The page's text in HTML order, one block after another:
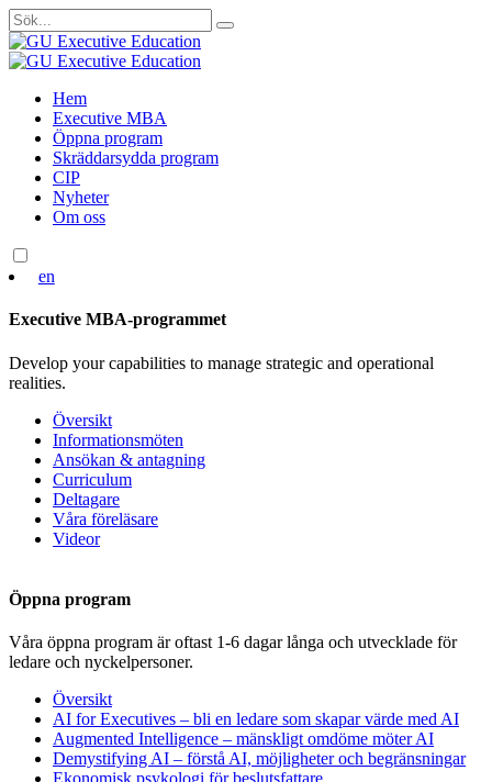
Sök
efter:
Skip
content
Hem
Executive MBA
Öppna program
Skräddarsydda program
CIP
Nyheter
Om oss
en
Executive MBA-programmet
Develop your capabilities to manage strategic and operational
realities.
Översikt
Informationsmöten
Ansökan & antagning
Curriculum
Deltagare
Våra föreläsare
Videor
Öppna program
Våra öppna program är oftast 1-6 dagar långa och utvecklade för
ledare och nyckelpersoner.
Översikt
AI for Executives – bli en ledare som skapar värde med AI
Augmented Intelligence – mänskligt omdöme möter AI
Demystifying AI – förstå AI, möjligheter och begränsningar
Ekonomisk psykologi för beslutsfattare